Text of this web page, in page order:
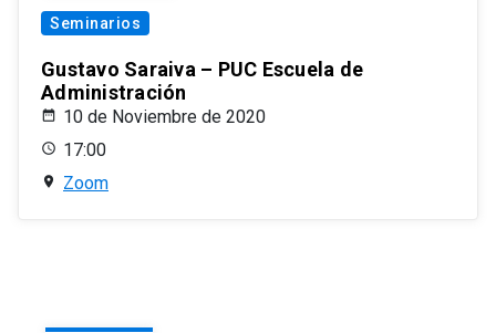
Seminarios
Gustavo Saraiva – PUC Escuela de
Administración
10 de Noviembre de 2020
17:00
Zoom